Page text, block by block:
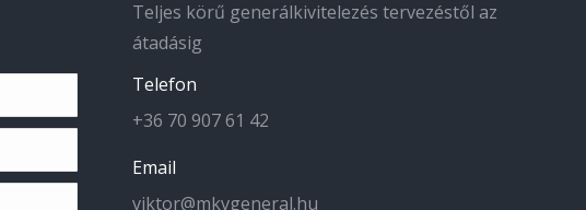
Teljes körű generálkivitelezés tervezéstől az
átadásig
Telefon
+36 70 907 61 42
Email
viktor@mkvgeneral.hu